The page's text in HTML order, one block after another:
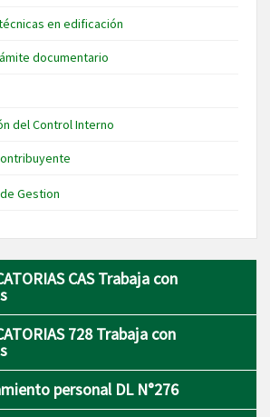
en edificación
documentario
del Control Interno
Gestion
CAS Trabaja con
728 Trabaja con
personal DL N°276